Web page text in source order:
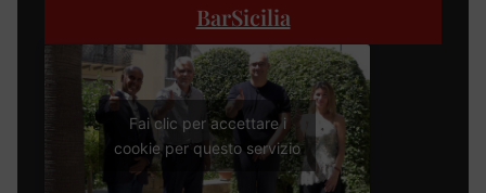
BarSicilia
Fai clic per accettare i
cookie per questo servizio